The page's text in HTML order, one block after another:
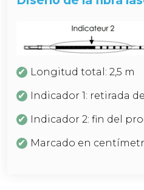
Longitud total: 2,5 m
Indicador 1: retirada
Indicador 2: fin del
Marcado en